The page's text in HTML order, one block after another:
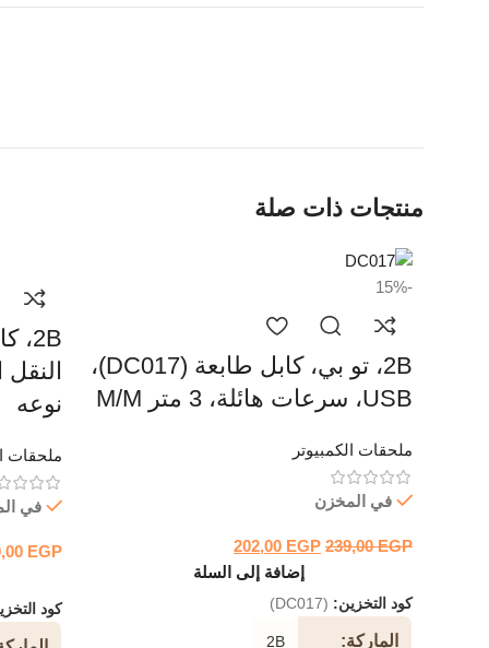
منتجات ذات صلة
-15%
2B، تو بي، كابل طابعة (DC017)،
USB، سرعات هائلة، 3 متر M/M
ملحقات الكمبيوتر
في المخزن
239,00EGP
202,00 EGP
إضافة إلى السلة
كود التخزين: (DC017)
الماركة 2B
نوعه
ملحقات
في
EGP
كود